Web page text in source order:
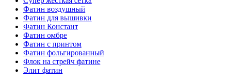
Фатин воздушный
Фатин для вышивки
Фатин Констант
Фатин омбре
Фатин с принтом
Фатин фольгированный
Флок на стрейч фатине
Элит фатин